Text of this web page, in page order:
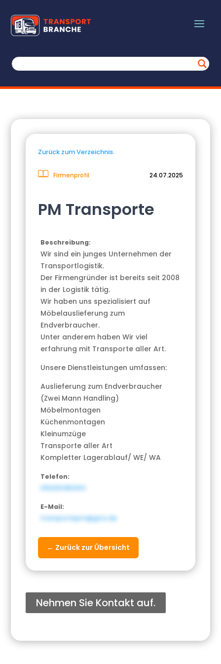
Zurück zum Verzeichnis.
Firmenprofil 24.07.2025
PM Transporte
Beschreibung:
Wir sind ein junges Unternehmen der
Transportlogistik.
Der Firmengründer ist bereits seit 2008
in der Logistik tätig.
Wir haben uns spezialisiert auf
Möbelauslieferung zum
Endverbraucher.
Unter anderem haben Wir viel
erfahrung mit Transporte aller Art.
Unsere Dienstleistungen umfassen:
Auslieferung zum Endverbraucher
(Zwei Mann Handling)
Möbelmontagen
Küchenmontagen
Kleinumzüge
Transporte aller Art
Kompletter Lagerablauf/ WE/ WA
Telefon:
015206480294
E-Mail:
transportepm@gmx.de
← Zurück zur Übersicht
Nehmen Sie Kontakt auf.